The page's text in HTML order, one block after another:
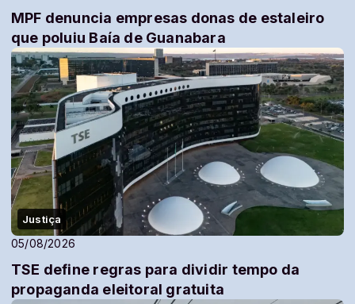
MPF denuncia empresas donas de estaleiro
que poluiu Baía de Guanabara
Justiça
05/08/2026
TSE define regras para dividir tempo da
propaganda eleitoral gratuita